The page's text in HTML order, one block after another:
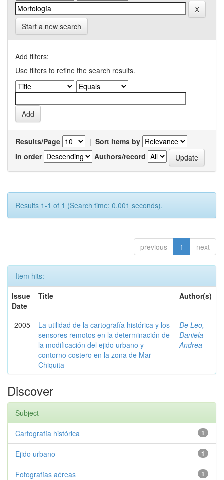
Start a new search
Add filters:
Use filters to refine the search results.
Results/Page | Sort items by
In order
Authors/record
Results 1-1 of 1 (Search time: 0.001 seconds).
previous 1 next
Item hits:
Issue
Date
Title Author(s)
2005
La utilidad de la cartografía histórica y los
sensores remotos en la determinación de
la modificación del ejido urbano y
contorno costero en la zona de Mar
Chiquita
De Leo,
Daniela
Andrea
Discover
Subject
1
Cartografía histórica
1
Ejido urbano
1
Fotografías aéreas